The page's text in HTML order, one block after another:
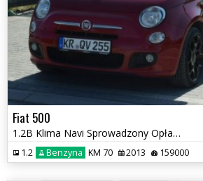
Fiat 500
1.2B Klima Navi Sprowadzony Opłacony
1.2 Benzyna KM 70 2013 159000